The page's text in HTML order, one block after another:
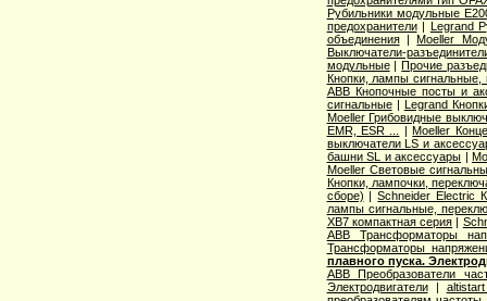
Рубильники модульные
предохранители| Legrand
объединения|Moeller
Выключатели-
модульные|Прочие
Кнопки, лампы сигнальные,
ABB Кнопочные посты и
сигнальные| Legrand
Moeller Грибовидные
EMR, ESR ...
|Moeller
выключатели LS и
башни SL и аксессуары |
Moeller Световые
Кнопки, лампочки,
сборе) |Schneider Electric
лампы сигнальные,
XB7 компактная серия |
ABB Трансформаторы
Трансформаторы
плавного пуска.
ABB Преобразователи
Электродвигатели|